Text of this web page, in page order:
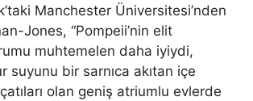
Manchester Üniversitesi’nden
Jones, “Pompeii’nin elit
muhtemelen daha iyiydi,
suyunu bir sarnıca akıtan içe
olan geniş atriumlu evlerde